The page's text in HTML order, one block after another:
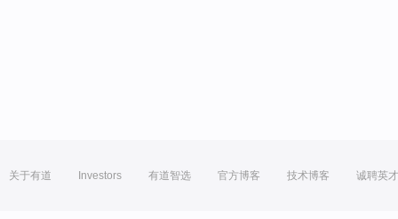
关于有道 Investors 有道智选 官方博客 技术博客 诚聘英才